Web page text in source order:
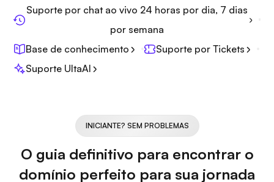
Suporte por chat ao vivo 24 horas por dia, 7 dias
por semana
Base de conhecimento
Suporte por Tickets
Suporte UltaAI
INICIANTE? SEM PROBLEMAS
O guia definitivo para encontrar o
domínio perfeito para sua jornada